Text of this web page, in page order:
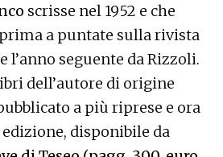
scrisse nel 1952 e che
a puntate sulla rivista
l’anno seguente da Rizzoli.
dell’autore di origine
a più riprese e ora
edizione, disponibile da